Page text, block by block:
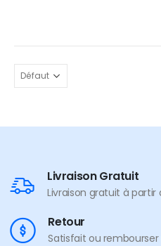
Livraison Gratuit
Livraison gratuit à partir
Retour
Satisfait ou rembourser